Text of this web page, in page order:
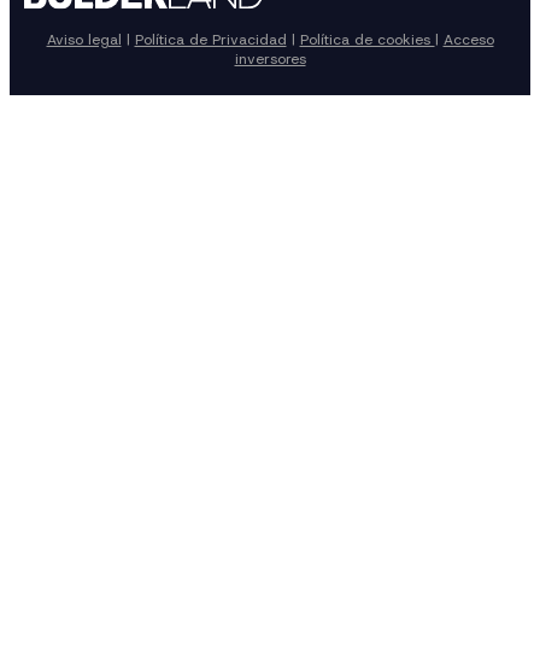
Aviso legal | Política de Privacidad | Política de cookies | Acceso
inversores